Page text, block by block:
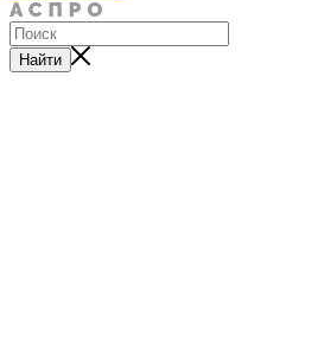
Найти